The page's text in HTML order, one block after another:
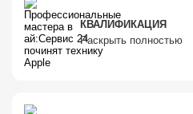
КВАЛИФИКАЦИЯ
Раскрыть полностью